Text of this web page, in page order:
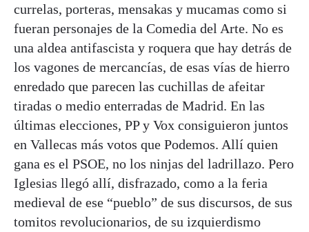
currelas, porteras, mensakas y mucamas como si
fueran personajes de la Comedia del Arte. No es
una aldea antifascista y roquera que hay detrás de
los vagones de mercancías, de esas vías de hierro
enredado que parecen las cuchillas de afeitar
tiradas o medio enterradas de Madrid. En las
últimas elecciones, PP y Vox consiguieron juntos
en Vallecas más votos que Podemos. Allí quien
gana es el PSOE, no los ninjas del ladrillazo. Pero
Iglesias llegó allí, disfrazado, como a la feria
medieval de ese “pueblo” de sus discursos, de sus
tomitos revolucionarios, de su izquierdismo